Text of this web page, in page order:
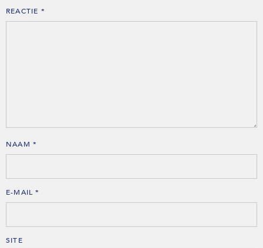
REACTIE *
NAAM *
E-MAIL*
SITE